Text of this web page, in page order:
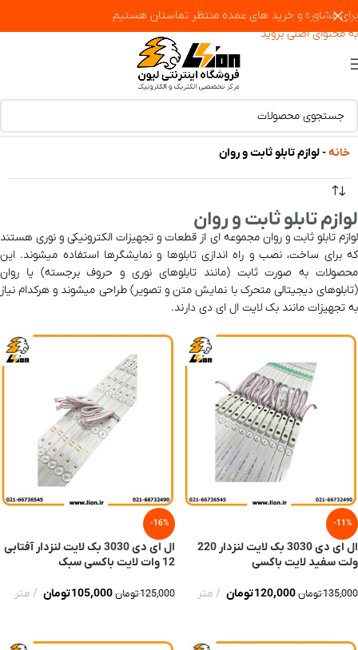
پرش به پیمایش
به محتوای اصلی بروید
برای مشاوره و خرید های عمده منتظر تماستان هستیم
خانه-لوازم تابلو ثابت و روان
لوازم تابلو ثابت و روان
لوازم تابلو ثابت و روان مجموعه‌ ای از قطعات و تجهیزات الکترونیکی و نوری هستند
که برای ساخت، نصب و راه‌ اندازی تابلوها و نمایشگرها استفاده میشوند. این
محصولات به‌ صورت ثابت (مانند تابلوهای نوری و حروف برجسته) یا روان
(تابلوهای دیجیتالی متحرک با نمایش متن و تصویر) طراحی میشوند و هرکدام نیاز
به تجهیزات مانند بک لایت ال ای دی دارند.
-11%
ال ای دی 3030 بک لایت لنزدار 220
ولت سفید لایت باکسی
135,000تومان120,000تومان متر
-16%
ال ای دی 3030 بک لایت لنزدار آفتابی
12 وات لایت باکسی سبک
125,000تومان105,000تومان متر